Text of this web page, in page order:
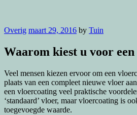
Overig maart 29, 2016 by Tuin
Waarom kiest u voor
Veel mensen kiezen ervoor om een
plaats van een compleet nieuwe vloer
een vloercoating veel praktische
‘standaard’ vloer, maar vloercoating is
toegevoegde waarde.